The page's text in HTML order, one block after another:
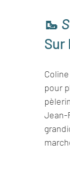
🥾
Sur
pour
Jean-